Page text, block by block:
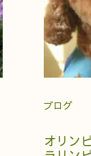
ブログ
オリン